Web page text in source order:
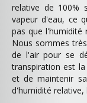
relative de 100%
vapeur d'eau, ce
pas que l'humidité
Nous sommes
de l'air pour se
transpiration est
et de maintenir
d'humidité relative,